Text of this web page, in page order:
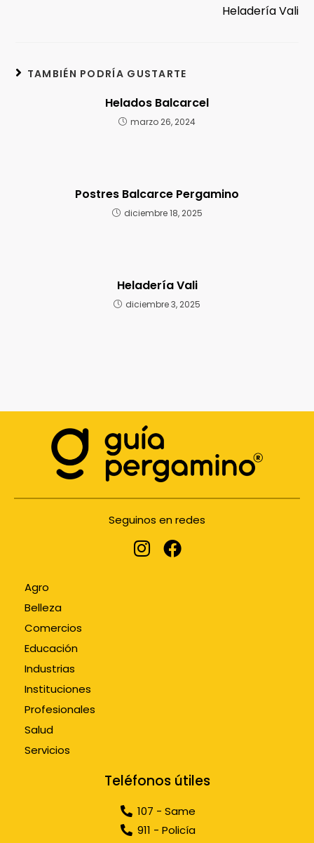
Heladería Vali
TAMBIÉN PODRÍA GUSTARTE
Helados Balcarcel
marzo 26, 2024
Postres Balcarce Pergamino
diciembre 18, 2025
Heladería Vali
diciembre 3, 2025
Seguinos en redes
Agro
Belleza
Comercios
Educación
Industrias
Instituciones
Profesionales
Salud
Servicios
Teléfonos útiles
107 - Same
911 - Policía